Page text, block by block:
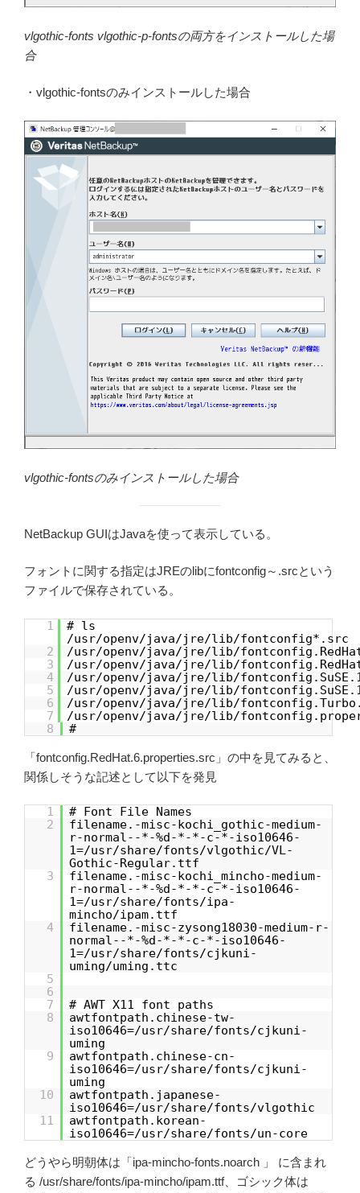
vlgothic-fonts vlgothic-p-fontsの両方をインストールした場
合
・vlgothic-fontsのみインストールした場合
vlgothic-fontsのみインストールした場合
NetBackup GUIはJavaを使って表示している。
フォントに関する指定はJREのlibにfontconfig～.srcという
ファイルで保存されている。
1
# ls
/usr/openv/java/jre/lib/fontconfig*.src
2
/usr/openv/java/jre/lib/
3
/usr/openv/java/jre/lib/
4
/usr/openv/java/jre/lib/
5
/usr/openv/java/jre/lib/
6
/usr/openv/java/jre/lib/
7
/usr/openv/java/jre/lib/
8
#
「fontconfig.RedHat.6.properties.src」の中を見てみると、
関係しそうな記述として以下を発見
1
# Font File Names
2
filename.-misc-kochi_gothic-medium-
r-normal--*-%d-*-*-c-*-iso10646-
1=/usr/share/fonts/vlgothic/VL-
Gothic-Regular.ttf
3
filename.-misc-kochi_mincho-medium-
r-normal--*-%d-*-*-c-*-iso10646-
1=/usr/share/fonts/ipa-
mincho/ipam.ttf
4
filename.-misc-zysong18030-medium-r-
normal--*-%d-*-*-c-*-iso10646-
1=/usr/share/fonts/cjkuni-
uming/uming.ttc
5
6
7
# AWT X11 font paths
8
awtfontpath.chinese-tw-
iso10646=/usr/share/fonts/cjkuni-
uming
9
awtfontpath.chinese-cn-
iso10646=/usr/share/fonts/cjkuni-
uming
10
awtfontpath.japanese-
iso10646=/usr/share/fonts/vlgothic
11
awtfontpath.korean-
iso10646=/usr/share/fonts/un-core
どうやら明朝体は「ipa-mincho-fonts.noarch 」 に含まれ
る /usr/share/fonts/ipa-mincho/ipam.ttf、ゴシック体は